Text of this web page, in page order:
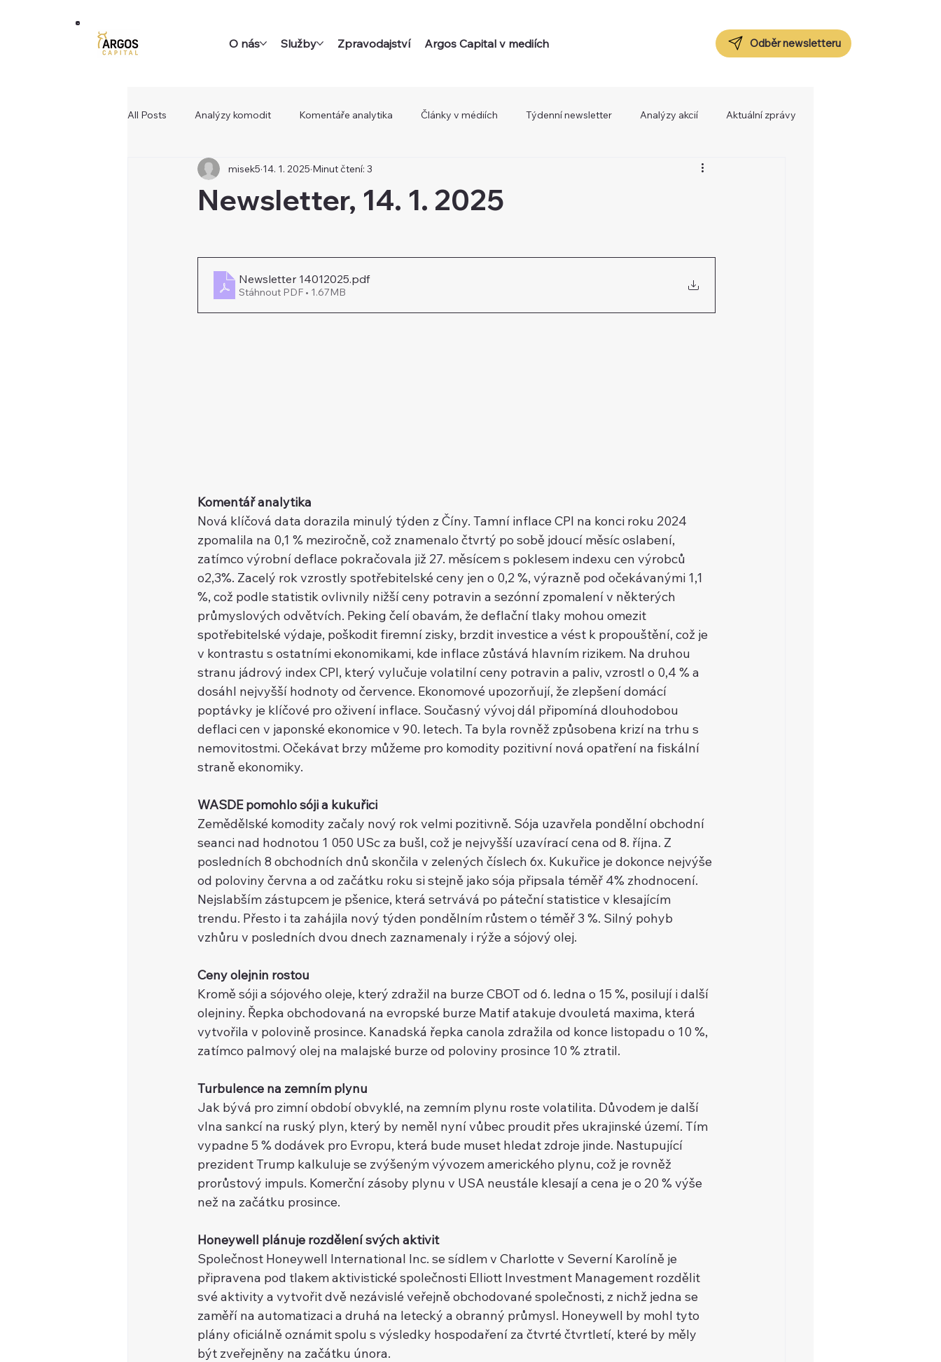
O nás Služby Zpravodajství Argos Capital v mediích Odběr newsletteru
All Posts Analýzy komodit Komentáře analytika Články v médiích Týdenní newsletter Analýzy akcií Aktuální zprávy
Newsletter, 14. 1. 2025
misek5 14. 1. 2025 Minut čtení: 3
Newsletter 14012025.pdf
Stáhnout PDF • 1.67MB
Komentář analytika
Nová klíčová data dorazila minulý týden z Číny. Tamní inflace CPI na konci roku 2024
zpomalila na 0,1 % meziročně, což znamenalo čtvrtý po sobě jdoucí měsíc oslabení,
zatímco výrobní deflace pokračovala již 27. měsícem s poklesem indexu cen výrobců
o2,3%. Zacelý rok vzrostly spotřebitelské ceny jen o 0,2 %, výrazně pod očekávanými 1,1
%, což podle statistik ovlivnily nižší ceny potravin a sezónní zpomalení v některých
průmyslových odvětvích. Peking čelí obavám, že deflační tlaky mohou omezit
spotřebitelské výdaje, poškodit firemní zisky, brzdit investice a vést k propouštění, což je
v kontrastu s ostatními ekonomikami, kde inflace zůstává hlavním rizikem. Na druhou
stranu jádrový index CPI, který vylučuje volatilní ceny potravin a paliv, vzrostl o 0,4 % a
dosáhl nejvyšší hodnoty od července. Ekonomové upozorňují, že zlepšení domácí
poptávky je klíčové pro oživení inflace. Současný vývoj dál připomíná dlouhodobou
deflaci cen v japonské ekonomice v 90. letech. Ta byla rovněž způsobena krizí na trhu s
nemovitostmi. Očekávat brzy můžeme pro komodity pozitivní nová opatření na fiskální
straně ekonomiky.
WASDE pomohlo sóji a kukuřici
Zemědělské komodity začaly nový rok velmi pozitivně. Sója uzavřela pondělní obchodní
seanci nad hodnotou 1 050 USc za bušl, což je nejvyšší uzavírací cena od 8. října. Z
posledních 8 obchodních dnů skončila v zelených číslech 6x. Kukuřice je dokonce nejvýše
od poloviny června a od začátku roku si stejně jako sója připsala téměř 4% zhodnocení.
Nejslabším zástupcem je pšenice, která setrvává po páteční statistice v klesajícím
trendu. Přesto i ta zahájila nový týden pondělním růstem o téměř 3 %. Silný pohyb
vzhůru v posledních dvou dnech zaznamenaly i rýže a sójový olej.
Ceny olejnin rostou
Kromě sóji a sójového oleje, který zdražil na burze CBOT od 6. ledna o 15 %, posilují i další
olejniny. Řepka obchodovaná na evropské burze Matif atakuje dvouletá maxima, která
vytvořila v polovině prosince. Kanadská řepka canola zdražila od konce listopadu o 10 %,
zatímco palmový olej na malajské burze od poloviny prosince 10 % ztratil.
Turbulence na zemním plynu
Jak bývá pro zimní období obvyklé, na zemním plynu roste volatilita. Důvodem je další
vlna sankcí na ruský plyn, který by neměl nyní vůbec proudit přes ukrajinské území. Tím
vypadne 5 % dodávek pro Evropu, která bude muset hledat zdroje jinde. Nastupující
prezident Trump kalkuluje se zvýšeným vývozem amerického plynu, což je rovněž
prorůstový impuls. Komerční zásoby plynu v USA neustále klesají a cena je o 20 % výše
než na začátku prosince.
Honeywell plánuje rozdělení svých aktivit
Společnost Honeywell International Inc. se sídlem v Charlotte v Severní Karolíně je
připravena pod tlakem aktivistické společnosti Elliott Investment Management rozdělit
své aktivity a vytvořit dvě nezávislé veřejně obchodované společnosti, z nichž jedna se
zaměří na automatizaci a druhá na letecký a obranný průmysl. Honeywell by mohl tyto
plány oficiálně oznámit spolu s výsledky hospodaření za čtvrté čtvrtletí, které by měly
být zveřejněny na začátku února.